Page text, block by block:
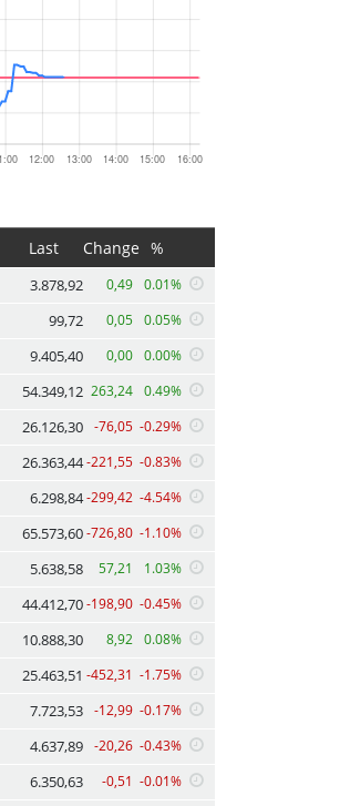
Last Change %
3.878,92 0,49 0.01%
99,72 0,05 0.05%
9.405,40 0,00 0.00%
54.349,12 263,24 0.49%
26.126,30 -76,05 -0.29%
26.363,44-221,55 -0.83%
6.298,84-299,42 -4.54%
65.573,60-726,80 -1.10%
5.638,58 57,21 1.03%
44.412,70-198,90 -0.45%
10.888,30 8,92 0.08%
25.463,51 -452,31 -1.75%
7.723,53 -12,99 -0.17%
4.637,89 -20,26 -0.43%
6.350,63 -0,51 -0.01%